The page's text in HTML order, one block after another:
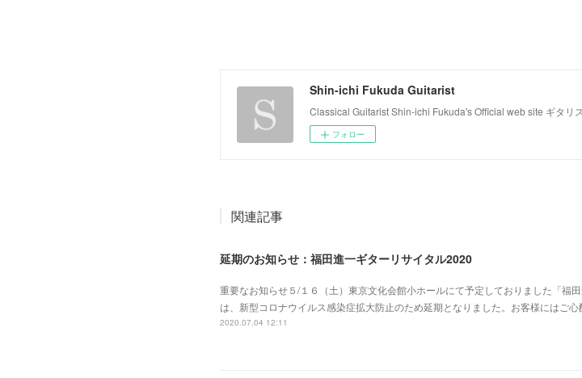
Shin-ichi Fukuda Guitarist
Classical Guitarist Shin-ichi Fukuda's Official web site ギタリ
フォロー
関連記事
延期のお知らせ：福田進一ギターリサイタル2020
重要なお知らせ５/１６（土）東京文化会館小ホールにて予定しておりました「福
は、新型コロナウイルス感染症拡大防止のため延期となりました。お客様にはご
2020.07.04 12:11